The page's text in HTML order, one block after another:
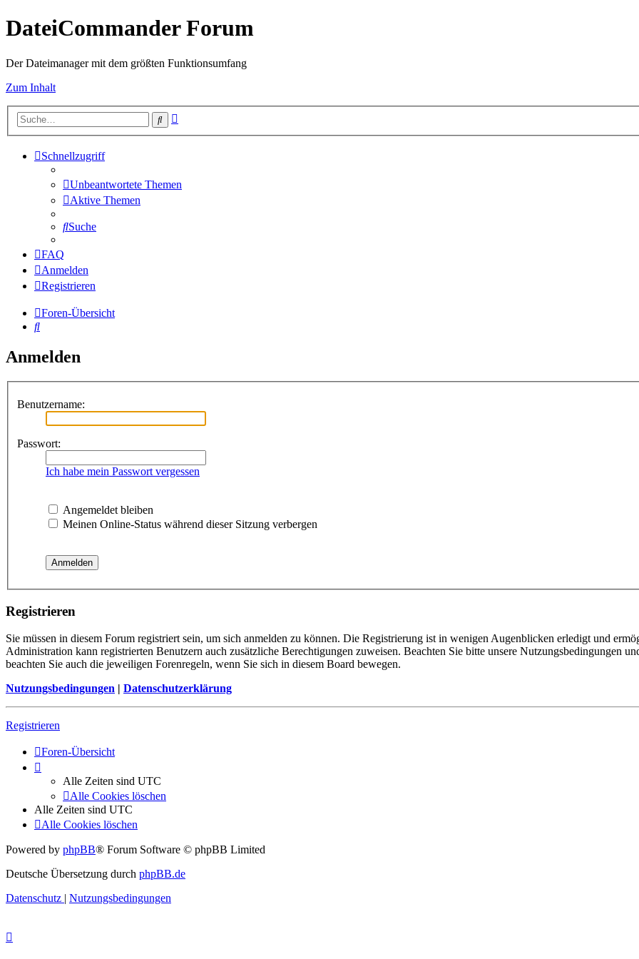
DateiCommander Forum
Der Dateimanager mit dem größten Funktionsumfang
Zum Inhalt
Suche
Schnellzugriff
Unbeantwortete Themen
Aktive Themen
Suche
FAQ
Anmelden
Registrieren
Foren-Übersicht
Suche
Anmelden
Benutzername:
Passwort:
Ich habe mein Passwort vergessen
Angemeldet bleiben
Meinen Online-Status während dieser Sitzung verbergen
Registrieren
Sie müssen in diesem Forum registriert sein, um sich anmelden zu können. Die Registrierung ist in wenigen Augenblicken erledigt und
Administration kann registrierten Benutzern auch zusätzliche Berechtigungen zuweisen. Beachten Sie bitte unsere Nutzungsbedingungen
beachten Sie auch die jeweiligen Forenregeln, wenn Sie sich in diesem Board bewegen.
Nutzungsbedingungen | Datenschutzerklärung
Registrieren
Foren-Übersicht
Alle Zeiten sind UTC
Alle Cookies löschen
Alle Zeiten sind UTC
Alle Cookies löschen
Powered by phpBB® Forum Software © phpBB Limited
Deutsche Übersetzung durch phpBB.de
Datenschutz | Nutzungsbedingungen